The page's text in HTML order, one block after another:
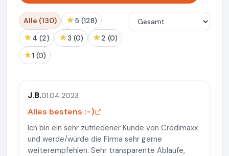
Alle (130) ★ 5 (128)
★ 4 (2) ★ 3 (0) ★ 2 (0)
★ 1 (0)
J.B.01.04.2023
Alles bestens :-)
Ich bin ein sehr zufriedener Kunde von Credimaxx
und werde/würde die Firma sehr gerne
weiterempfehlen. Sehr transparente Abläufe,